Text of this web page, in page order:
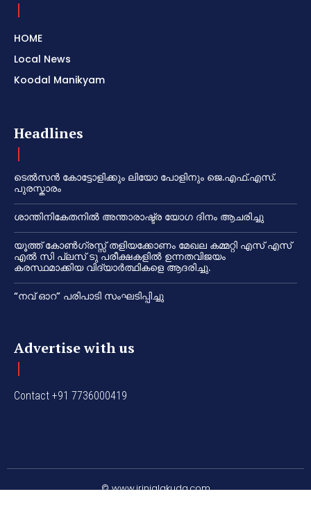
HOME
Local News
Koodal Manikyam
Headlines
ടെൽസൻ കോട്ടോളിക്കും ലിയോ പോളിനും ജെ.എഫ്.എസ്.
പുരസ്കാരം
ശാന്തിനികേതനിൽ അന്താരാഷ്ട്ര യോഗ ദിനം ആചരിച്ചു
യൂത്ത് കോൺഗ്രസ്സ് തളിയക്കോണം മേഖല കമ്മറ്റി എസ് എസ്
എൽ സി പ്ലസ് ടു പരീക്ഷകളിൽ ഉന്നതവിജയം
കരസ്ഥമാക്കിയ വിദ്യാർത്ഥികളെ ആദരിച്ചു.
“നവ് ഓറ” പരിപാടി സംഘടിപ്പിച്ചു
Advertise with us
Contact +91 7736000419
© www.irinjalakuda.com